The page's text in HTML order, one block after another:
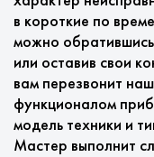
в короткие по
можно
или оставив свои
вам перезвонит
функционалом
модель техники и
Мастер выполнит